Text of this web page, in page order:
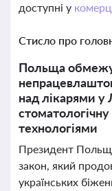
доступні у
Стисло про
Польща
над лікарями у
технологіями
Президент
закон, який
українських